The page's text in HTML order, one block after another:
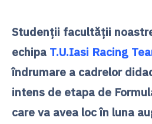
Studenții facultății
echipa T.U.Iasi Racing
îndrumare a cadrelor
intens de etapa de
care va avea loc în luna